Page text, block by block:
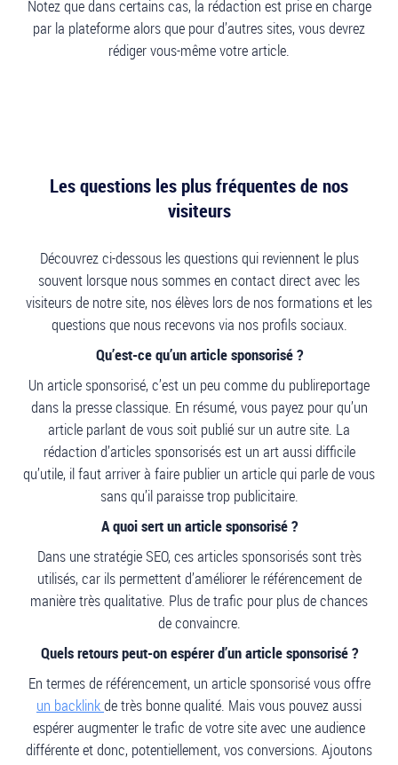
Notez que dans certains cas, la rédaction est prise en charge
par la plateforme alors que pour d’autres sites, vous devrez
rédiger vous-même votre article.
Les questions les plus fréquentes de nos
visiteurs
Découvrez ci-dessous les questions qui reviennent le plus
souvent lorsque nous sommes en contact direct avec les
visiteurs de notre site, nos élèves lors de nos formations et les
questions que nous recevons via nos profils sociaux.
Qu’est-ce qu’un article sponsorisé ?
Un article sponsorisé, c’est un peu comme du publireportage
dans la presse classique. En résumé, vous payez pour qu’un
article parlant de vous soit publié sur un autre site. La
rédaction d’articles sponsorisés est un art aussi difficile
qu’utile, il faut arriver à faire publier un article qui parle de vous
sans qu’il paraisse trop publicitaire.
A quoi sert un article sponsorisé ?
Dans une stratégie SEO, ces articles sponsorisés sont très
utilisés, car ils permettent d’améliorer le référencement de
manière très qualitative. Plus de trafic pour plus de chances
de convaincre.
Quels retours peut-on espérer d’un article sponsorisé ?
En termes de référencement, un article sponsorisé vous offre
un backlinkde très bonne qualité. Mais vous pouvez aussi
espérer augmenter le trafic de votre site avec une audience
différente et donc, potentiellement, vos conversions. Ajoutons